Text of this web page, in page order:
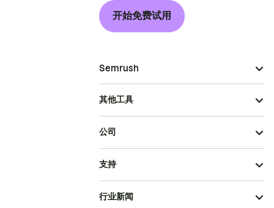
开始免费试用
Semrush
其他工具
公司
支持
行业新闻